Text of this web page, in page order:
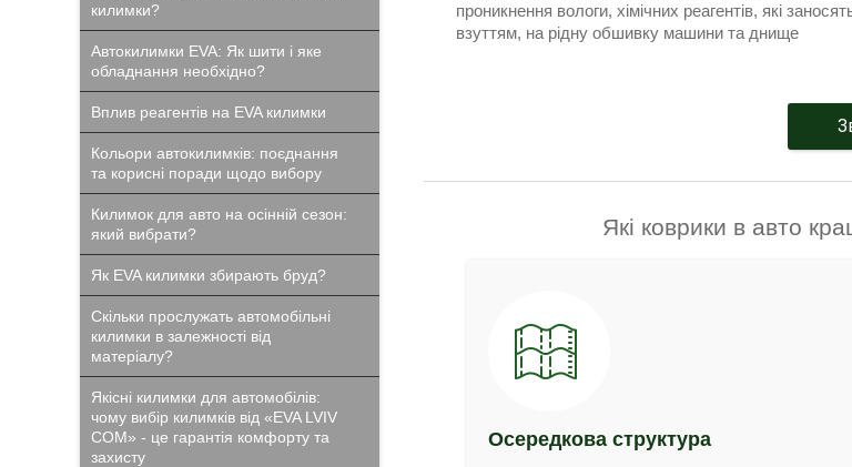
проникнення вологи, хімічних реагентів, які
взуттям, на рідну обшивку машини та днище
Які коврики в авто
Осередкова структура
килимки?
Автокилимки EVA: Як шити і яке
обладнання необхідно?
Вплив реагентів на EVA килимки
Кольори автокилимків: поєднання
та корисні поради щодо вибору
Килимок для авто на осінній сезон:
який вибрати?
Як EVA килимки збирають бруд?
Скільки прослужать автомобільні
килимки в залежності від
матеріалу?
Якісні килимки для автомобілів:
чому вибір килимків від «EVA LVIV
COM» - це гарантія комфорту та
захисту